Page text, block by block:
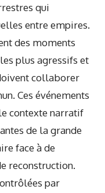
qui
entre empires.
des moments
plus agressifs et
collaborer
Ces événements
contexte narratif
de la grande
face à de
reconstruction.
par